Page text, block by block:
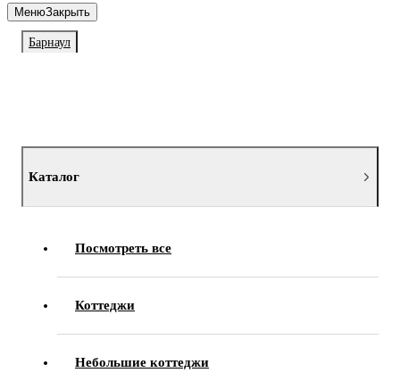
Барнаул
МенюЗакрыть
Каталог
Посмотреть все
Коттеджи
Небольшие коттеджи